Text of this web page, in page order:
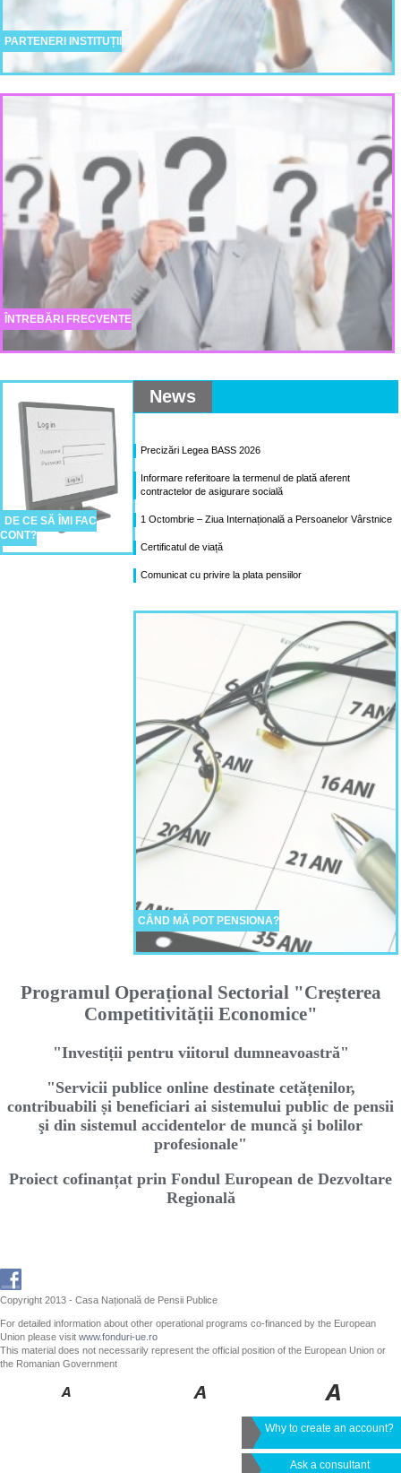
PARTENERI INSTITUȚII
ÎNTREBĂRI FRECVENTE
DE CE SĂ ÎMI FAC
CONT?
News
Precizări Legea BASS 2026
Informare referitoare la termenul de plată aferent
contractelor de asigurare socială
1 Octombrie – Ziua Internațională a Persoanelor Vârstnice
Certificatul de viață
Comunicat cu privire la plata pensiilor
CÂND MĂ POT PENSIONA?
Programul Operaṭional Sectorial "Creṣterea
Competitivităṭii Economice"
"Investiṭii pentru viitorul dumneavoastră"
"Servicii publice online destinate cetăṭenilor,
contribuabili ṣi beneficiari ai sistemului public de pensii
şi din sistemul accidentelor de muncă şi bolilor
profesionale"
Proiect cofinanțat prin Fondul European de Dezvoltare
Regională
Copyright 2013 - Casa Națională de Pensii Publice
For detailed information about other operational programs co-financed by the European
Union please visit www.fonduri-ue.ro
This material does not necessarily represent the official position of the European Union or
the Romanian Government
Why to create an account?
Ask a consultant